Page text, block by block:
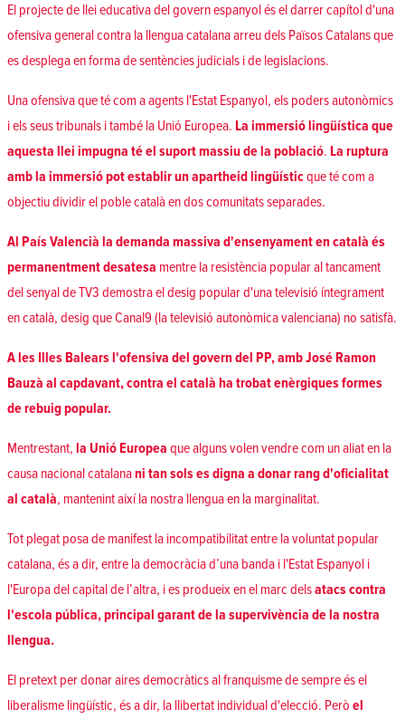
El projecte de llei educativa del govern espanyol és el darrer capítol d'una
ofensiva general contra la llengua catalana arreu dels Països Catalans que
es desplega en forma de sentències judicials i de legislacions.
Una ofensiva que té com a agents l'Estat Espanyol, els poders autonòmics
i els seus tribunals i també la Unió Europea. La immersió lingüística que
aquesta llei impugna té el suport massiu de la població. La ruptura
amb la immersió pot establir un apartheid lingüísticque té com a
objectiu dividir el poble català en dos comunitats separades.
Al País Valencià la demanda massiva d'ensenyament en català és
permanentment desatesa mentre la resistència popular al tancament
del senyal de TV3 demostra el desig popular d'una televisió íntegrament
en català, desig que Canal9 (la televisió autonòmica valenciana) no satisfà.
A les Illes Balears l'ofensiva del govern del PP, amb José Ramon
Bauzà al capdavant, contra el català ha trobat enèrgiques formes
de rebuig popular.
Mentrestant, la Unió Europea que alguns volen vendre com un aliat en la
causa nacional catalanani tan sols es digna a donar rang d'oficialitat
al català, mantenint així la nostra llengua en la marginalitat.
Tot plegat posa de manifest la incompatibilitat entre la voluntat popular
catalana, és a dir, entre la democràcia d’una banda i l'Estat Espanyol i
l'Europa del capital de l’altra, i es produeix en el marc delsatacs contra
l'escola pública, principal garant de la supervivència de la nostra
llengua.
El pretext per donar aires democràtics al franquisme de sempre és el
liberalisme lingüístic, és a dir, la llibertat individual d'elecció. Però el